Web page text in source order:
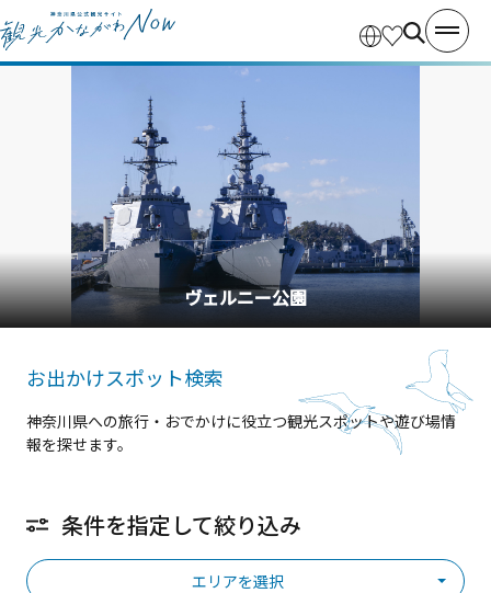
ヴェルニー公園
お出かけスポット検索
神奈川県への旅行・おでかけに役立つ観光スポットや遊び場情
報を探せます。
条件を指定して絞り込み
エリアを選択